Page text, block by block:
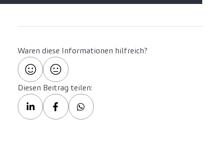
Waren diese Informationen hilfreich?
Diesen Beitrag teilen: